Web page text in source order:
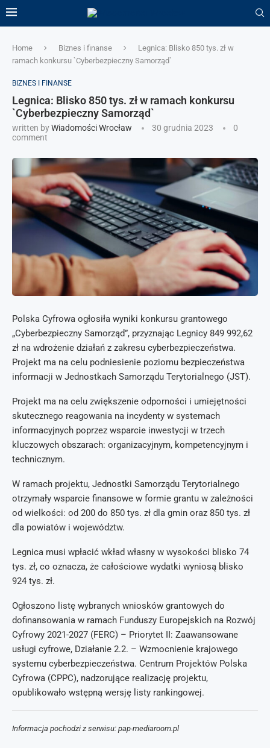
Home Biznes i finanse
Legnica: Blisko 850 tys. zł w
ramach konkursu `Cyberbezpieczny Samorząd`
BIZNES I FINANSE
Legnica: Blisko 850 tys. zł w ramach konkursu
`Cyberbezpieczny Samorząd`
written byWiadomości Wrocław 30 grudnia 2023
0
comment
Polska Cyfrowa ogłosiła wyniki konkursu grantowego
„Cyberbezpieczny Samorząd”, przyznając Legnicy 849 992,62
zł na wdrożenie działań z zakresu cyberbezpieczeństwa.
Projekt ma na celu podniesienie poziomu bezpieczeństwa
informacji w Jednostkach Samorządu Terytorialnego (JST).
Projekt ma na celu zwiększenie odporności i umiejętności
skutecznego reagowania na incydenty w systemach
informacyjnych poprzez wsparcie inwestycji w trzech
kluczowych obszarach: organizacyjnym, kompetencyjnym i
technicznym.
W ramach projektu, Jednostki Samorządu Terytorialnego
otrzymały wsparcie finansowe w formie grantu w zależności
od wielkości: od 200 do 850 tys. zł dla gmin oraz 850 tys. zł
dla powiatów i województw.
Legnica musi wpłacić wkład własny w wysokości blisko 74
tys. zł, co oznacza, że całościowe wydatki wyniosą blisko
924 tys. zł.
Ogłoszono listę wybranych wniosków grantowych do
dofinansowania w ramach Funduszy Europejskich na Rozwój
Cyfrowy 2021-2027 (FERC) – Priorytet II: Zaawansowane
usługi cyfrowe, Działanie 2.2. – Wzmocnienie krajowego
systemu cyberbezpieczeństwa. Centrum Projektów Polska
Cyfrowa (CPPC), nadzorujące realizację projektu,
opublikowało wstępną wersję listy rankingowej.
Informacja pochodzi z serwisu: pap-mediaroom.pl